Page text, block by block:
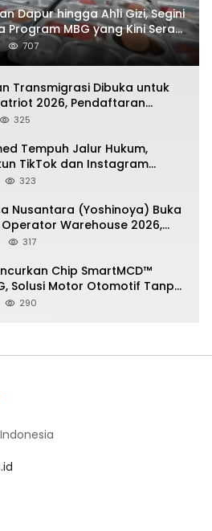
Dapur hingga Ahli Gizi, Segini
Program MBG yang Kini Serap
Tenaga Kerja
707
Transmigrasi Dibuka untuk
2026, Pendaftaran
325
Tempuh Jalur Hukum,
TikTok dan Instagram
Tuduhan Fitnah
323
Nusantara (Yoshinoya) Buka
Warehouse 2026,
CK Bekasi
317
Chip SmartMCD™
Solusi Motor Otomotif Tanpa
Nol
290